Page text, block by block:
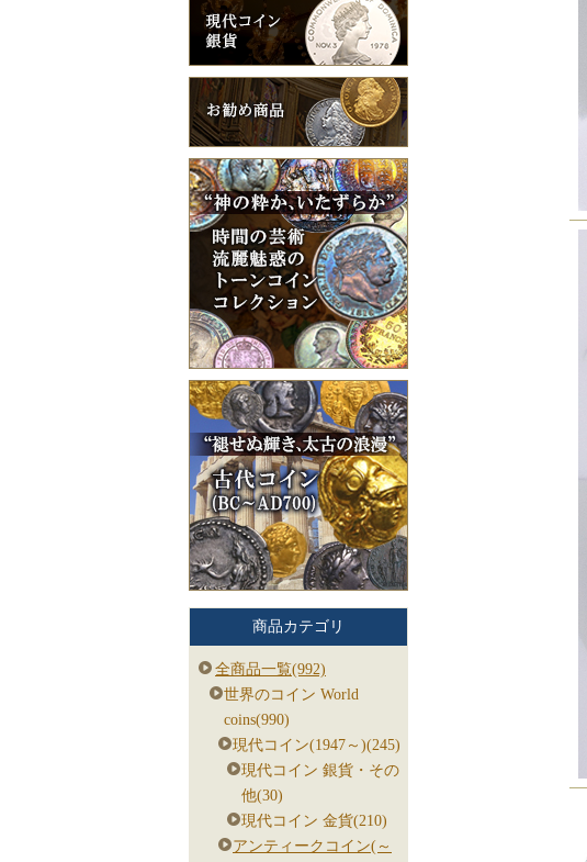
商品カテゴリ
全商品一覧(992)
世界のコイン World
coins(990)
現代コイン(1947～)(245)
現代コイン 銀貨・その
他(30)
現代コイン 金貨(210)
アンティークコイン(～